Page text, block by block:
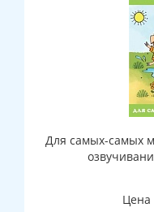
Для самых-самых
Цена